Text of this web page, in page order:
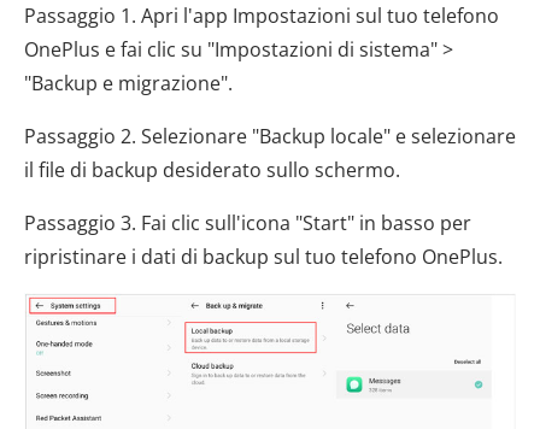
Passaggio 1. Apri l'app Impostazioni sul tuo telefono
OnePlus e fai clic su "Impostazioni di sistema" >
"Backup e migrazione".
Passaggio 2. Selezionare "Backup locale" e selezionare
il file di backup desiderato sullo schermo.
Passaggio 3. Fai clic sull'icona "Start" in basso per
ripristinare i dati di backup sul tuo telefono OnePlus.